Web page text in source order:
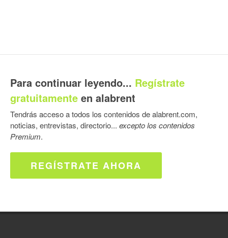
Para continuar leyendo... Regístrate
gratuitamente en alabrent
Tendrás acceso a todos los contenidos de alabrent.com,
noticias, entrevistas, directorio... excepto los contenidos
Premium.
REGÍSTRATE AHORA